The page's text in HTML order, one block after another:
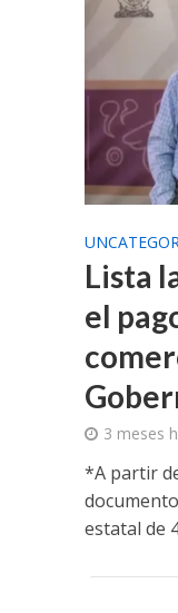
Lista
el
3 meses
*A partir
estatal de